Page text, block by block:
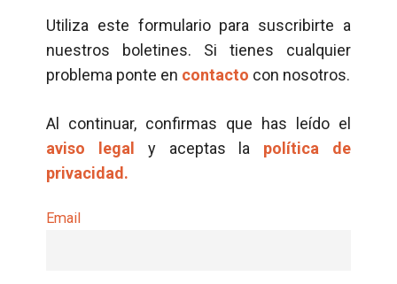
Utiliza este formulario para suscribirte a
nuestros boletines. Si tienes cualquier
problema ponte en contacto con nosotros.
Al continuar, confirmas que has leído el
aviso legal
y aceptas la política de
privacidad.
Email